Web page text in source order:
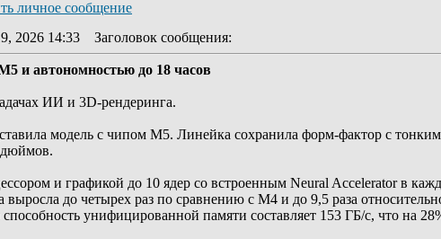
2026 14:33 Заголовок сообщения:
и автономностью до 18 часов
ИИ и 3D-рендеринга.
модель с чипом M5. Линейка сохранила форм-фактор с
дюймов.
и графикой до 10 ядер со встроенным Neural Accelerator в
выросла до четырех раз по сравнению с M4 и до 9,5 раза
унифицированной памяти составляет 153 ГБ/с, что на